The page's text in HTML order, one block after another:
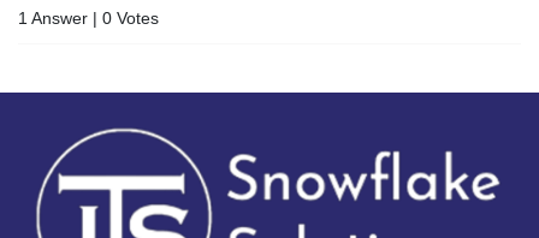
1 Answer | 0 Votes